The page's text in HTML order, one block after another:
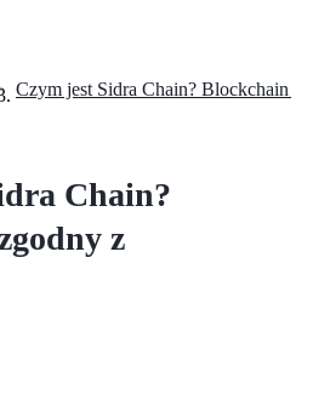
na USDT
Chain?
z